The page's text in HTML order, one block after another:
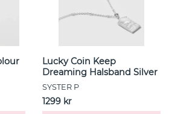
Lucky Coin Keep
Dreaming Halsband Silver
SYSTER P
1299 kr